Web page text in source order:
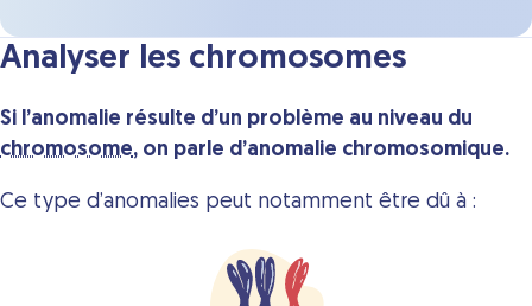
Analyser les chromosomes
Si l’anomalie résulte d’un problème au niveau du
chromosome, on parle d’anomalie chromosomique.
Ce type d’anomalies peut notamment être dû à :